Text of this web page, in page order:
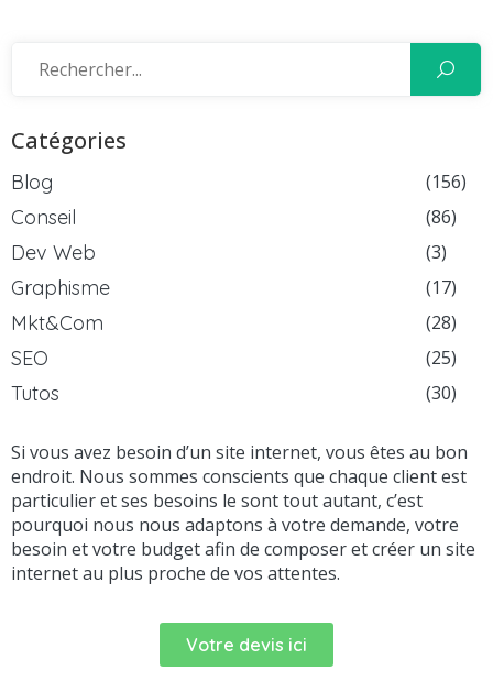
Catégories
Blog (156)
Conseil (86)
Dev Web (3)
Graphisme (17)
Mkt&Com (28)
SEO (25)
Tutos (30)
Si vous avez besoin d’un site internet, vous êtes au bon
endroit. Nous sommes conscients que chaque client est
particulier et ses besoins le sont tout autant, c’est
pourquoi nous nous adaptons à votre demande, votre
besoin et votre budget afin de composer et créer un site
internet au plus proche de vos attentes.
Votre devis ici